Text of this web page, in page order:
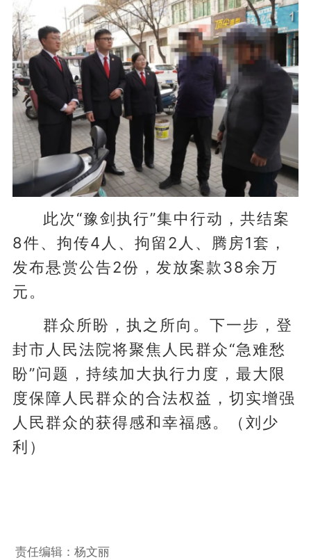
此次“豫剑执行”集中行动，共结案
8件、拘传4人、拘留2人、腾房1套，
发布悬赏公告2份，发放案款38余万
元。
群众所盼，执之所向。下一步，登
封市人民法院将聚焦人民群众“急难愁
盼”问题，持续加大执行力度，最大限
度保障人民群众的合法权益，切实增强
人民群众的获得感和幸福感。（刘少
利）
责任编辑：杨文丽